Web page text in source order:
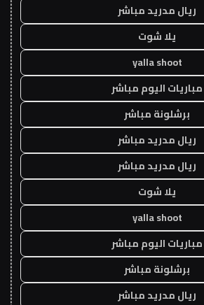
ريال مدريد مباشر
يلا شوت
yalla shoot
مباريات اليوم مباشر
برشلونة مباشر
ريال مدريد مباشر
ريال مدريد مباشر
يلا شوت
yalla shoot
مباريات اليوم مباشر
برشلونة مباشر
ريال مدريد مباشر